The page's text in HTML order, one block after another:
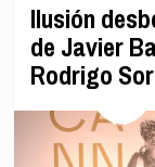
Ilusión
de Javier
Rodrigo